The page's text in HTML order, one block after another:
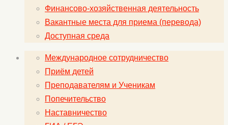
Финансово-хозяйственная деятельность
Вакантные места для приема (перевода)
Доступная среда
Международное сотрудничество
Приём детей
Преподавателям и Ученикам
Попечительство
Наставничество